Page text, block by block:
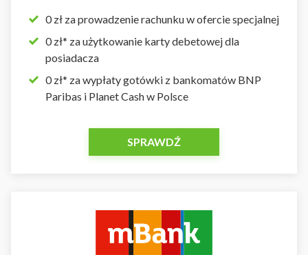
0 zł za prowadzenie rachunku w ofercie specjalnej
0 zł* za użytkowanie karty debetowej dla
posiadacza
0 zł* za wypłaty gotówki z bankomatów BNP
Paribas i Planet Cash w Polsce
SPRAWDŹ